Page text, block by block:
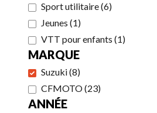
Sport utilitaire(6)
Jeunes (1)
VTT pour enfants (1)
MARQUE
Suzuki(8)
CFMOTO(23)
ANNÉE